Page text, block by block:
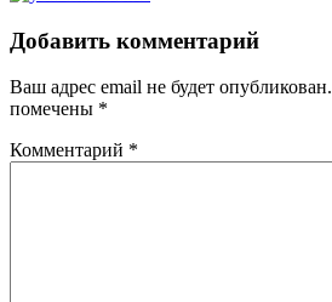
Добавить комментарий
Ваш адрес email не будет опубликован.
помечены *
Комментарий *